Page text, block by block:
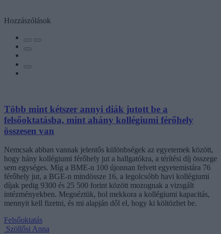
Hozzászólások
Több mint kétszer annyi diák jutott be a
felsőoktatásba, mint ahány kollégiumi férőhely
összesen van
Nemcsak abban vannak jelentős különbségek az egyetemek között,
hogy hány kollégiumi férőhely jut a hallgatókra, a térítési díj összege
sem egységes. Míg a BME-n 100 újonnan felvett egyetemistára 76
férőhely jut, a BGE-n mindössze 16, a legolcsóbb havi kollégiumi
díjak pedig 9300 és 25 500 forint között mozognak a vizsgált
intézményekben. Megnéztük, hol mekkora a kollégiumi kapacitás,
mennyit kell fizetni, és mi alapján dől el, hogy ki költözhet be.
Felsőoktatás
Szöllősi Anna